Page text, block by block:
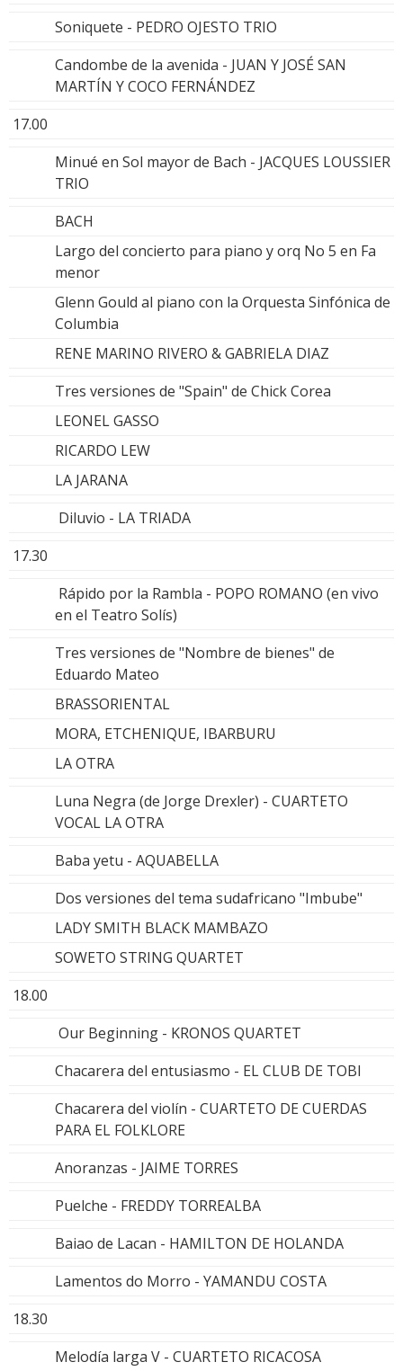
Soniquete - PEDRO OJESTO TRIO
Candombe de la avenida - JUAN Y JOSÉ SAN
MARTÍN Y COCO FERNÁNDEZ
17.00
Minué en Sol mayor de Bach - JACQUES LOUSSIER
TRIO
BACH
Largo del concierto para piano y orq No 5 en Fa
menor
Glenn Gould al piano con la Orquesta Sinfónica de
Columbia
RENE MARINO RIVERO & GABRIELA DIAZ
Tres versiones de "Spain" de Chick Corea
LEONEL GASSO
RICARDO LEW
LA JARANA
Diluvio - LA TRIADA
17.30
Rápido por la Rambla - POPO ROMANO (en vivo
en el Teatro Solís)
Tres versiones de "Nombre de bienes" de
Eduardo Mateo
BRASSORIENTAL
MORA, ETCHENIQUE, IBARBURU
LA OTRA
Luna Negra (de Jorge Drexler) - CUARTETO
VOCAL LA OTRA
Baba yetu - AQUABELLA
Dos versiones del tema sudafricano "Imbube"
LADY SMITH BLACK MAMBAZO
SOWETO STRING QUARTET
18.00
Our Beginning - KRONOS QUARTET
Chacarera del entusiasmo - EL CLUB DE TOBI
Chacarera del violín - CUARTETO DE CUERDAS
PARA EL FOLKLORE
Anoranzas - JAIME TORRES
Puelche - FREDDY TORREALBA
Baiao de Lacan - HAMILTON DE HOLANDA
Lamentos do Morro - YAMANDU COSTA
18.30
Melodía larga V - CUARTETO RICACOSA